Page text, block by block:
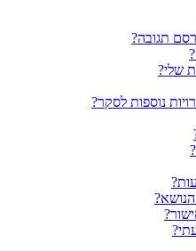
תגובה?
שלי?
נוספות לסקר?